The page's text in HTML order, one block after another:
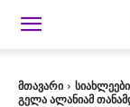
მთავარი სიახლეები
გელა ალანიამ